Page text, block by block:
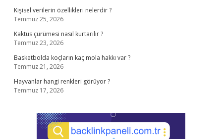
Kişisel verilerin özellikleri nelerdir ?
Temmuz 25, 2026
Kaktüs çürümesi nasıl kurtarılır ?
Temmuz 23, 2026
Basketbolda koçların kaç mola hakkı var ?
Temmuz 21, 2026
Hayvanlar hangi renkleri görüyor ?
Temmuz 17, 2026